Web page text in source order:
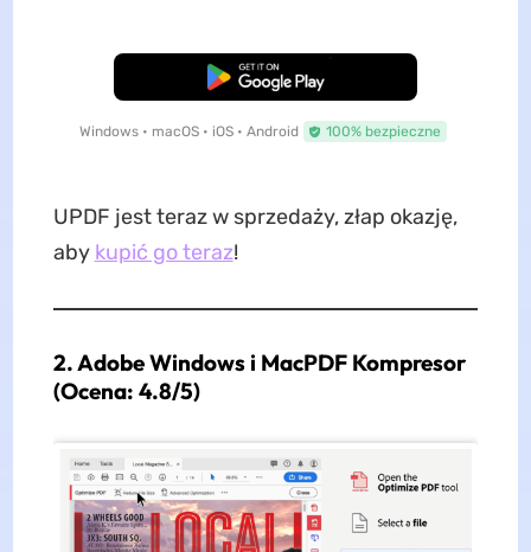
Pobierz za darmo
Windows • macOS • iOS • Android 100% bezpieczne
UPDF jest teraz w sprzedaży, złap okazję,
aby kupić go teraz!
2. Adobe Windows i MacPDF Kompresor
(Ocena: 4.8/5)